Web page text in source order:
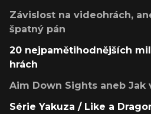
Závislost na videohrách,
špatný pán
20 nejpamětihodnějších
hrách
Aim Down Sights aneb Jak
Série Yakuza / Like a